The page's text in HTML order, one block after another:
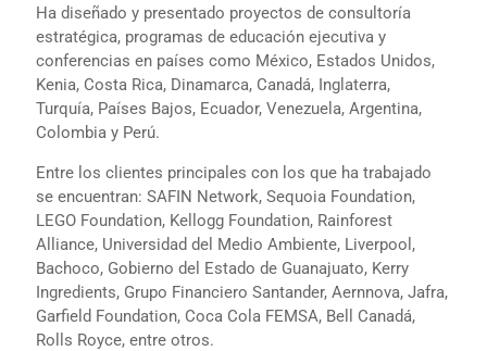
Ha diseñado y presentado proyectos de consultoría
estratégica, programas de educación ejecutiva y
conferencias en países como México, Estados Unidos,
Kenia, Costa Rica, Dinamarca, Canadá, Inglaterra,
Turquía, Países Bajos, Ecuador, Venezuela, Argentina,
Colombia y Perú.
Entre los clientes principales con los que ha trabajado
se encuentran: SAFIN Network, Sequoia Foundation,
LEGO Foundation, Kellogg Foundation, Rainforest
Alliance, Universidad del Medio Ambiente, Liverpool,
Bachoco, Gobierno del Estado de Guanajuato, Kerry
Ingredients, Grupo Financiero Santander, Aernnova, Jafra,
Garfield Foundation, Coca Cola FEMSA, Bell Canadá,
Rolls Royce, entre otros.